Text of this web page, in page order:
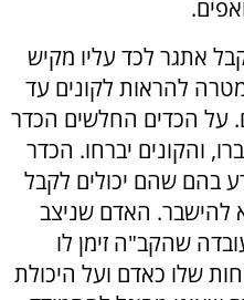
אתגר לכד עליו מקיש
להראות לקונים עד
על הכדים החלשים הכדר
והקונים יברחו. הכדר
בהם שהם יכולים לקבל
להישבר. האדם שניצב
שהקב"ה זימן לו
שלו כאדם ועל היכולת